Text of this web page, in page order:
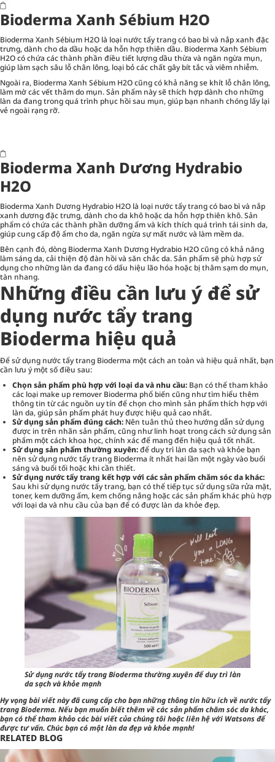
Bioderma Xanh Sébium H2O
Bioderma Xanh Sébium H2O là loại nước tẩy trang có bao bì và nắp xanh đặc
trưng, dành cho da dầu hoặc da hỗn hợp thiên dầu. Bioderma Xanh Sébium
H2O có chứa các thành phần điều tiết lượng dầu thừa và ngăn ngừa mụn,
giúp làm sạch sâu lỗ chân lông, loại bỏ các chất gây bít tắc và viêm nhiễm.
Ngoài ra, Bioderma Xanh Sébium H2O cũng có khả năng se khít lỗ chân lông,
làm mờ các vết thâm do mụn. Sản phẩm này sẽ thích hợp dành cho những
làn da đang trong quá trình phục hồi sau mụn, giúp bạn nhanh chóng lấy lại
vẻ ngoài rạng rỡ.
Bioderma Xanh Dương Hydrabio
H2O
Bioderma Xanh Dương Hydrabio H2O là loại nước tẩy trang có bao bì và nắp
xanh dương đặc trưng, dành cho da khô hoặc da hỗn hợp thiên khô. Sản
phẩm có chứa các thành phần dưỡng ẩm và kích thích quá trình tái sinh da,
giúp cung cấp độ ẩm cho da, ngăn ngừa sự mất nước và làm mềm da.
Bên cạnh đó, dòng Bioderma Xanh Dương Hydrabio H2O cũng có khả năng
làm sáng da, cải thiện độ đàn hồi và săn chắc da. Sản phẩm sẽ phù hợp sử
dụng cho những làn da đang có dấu hiệu lão hóa hoặc bị thâm sạm do mụn,
tàn nhang.
Những điều cần lưu ý để sử
dụng nước tẩy trang
Bioderma hiệu quả
Để sử dụng nước tẩy trang Bioderma một cách an toàn và hiệu quả nhất, bạn
cần lưu ý một số điều sau:
Chọn sản phẩm phù hợp với loại da và nhu cầu: Bạn có thể tham khảo
các loại make up remover Bioderma phổ biến cũng như tìm hiểu thêm
thông tin từ các nguồn uy tín để chọn cho mình sản phẩm thích hợp với
làn da, giúp sản phẩm phát huy được hiệu quả cao nhất.
Sử dụng sản phẩm đúng cách: Nên tuân thủ theo hướng dẫn sử dụng
được in trên nhãn sản phẩm, cũng như linh hoạt trong cách sử dụng sản
phẩm một cách khoa học, chính xác để mang đến hiệu quả tốt nhất.
Sử dụng sản phẩm thường xuyên:để duy trì làn da sạch và khỏe bạn
nên sử dụng nước tẩy trang Bioderma ít nhất hai lần một ngày vào buổi
sáng và buổi tối hoặc khi cần thiết.
Sử dụng nước tẩy trang kết hợp với các sản phẩm chăm sóc da khác:
Sau khi sử dụng nước tẩy trang, bạn có thể tiếp tục sử dụng sữa rửa mặt,
toner, kem dưỡng ẩm, kem chống nắng hoặc các sản phẩm khác phù hợp
với loại da và nhu cầu của bạn để có được làn da khỏe đẹp.
Sử dụng nước tẩy trang Bioderma thường xuyên để duy trì làn
da sạch và khỏe mạnh
Hy vọng bài viết này đã cung cấp cho bạn những thông tin hữu ích về nước tẩy
trang Bioderma. Nếu bạn muốn biết thêm về các sản phẩm chăm sóc da khác,
bạn có thể tham khảo các bài viết của chúng tôi hoặc liên hệ với Watsons để
được tư vấn. Chúc bạn có một làn da đẹp và khỏe mạnh!
RELATED BLOG